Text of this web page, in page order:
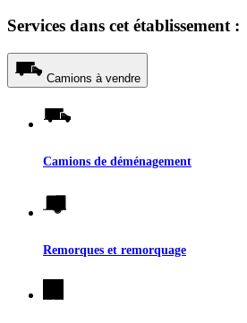
Services dans cet établissement :
Camions à vendre
Camions de déménagement
Remorques et remorquage